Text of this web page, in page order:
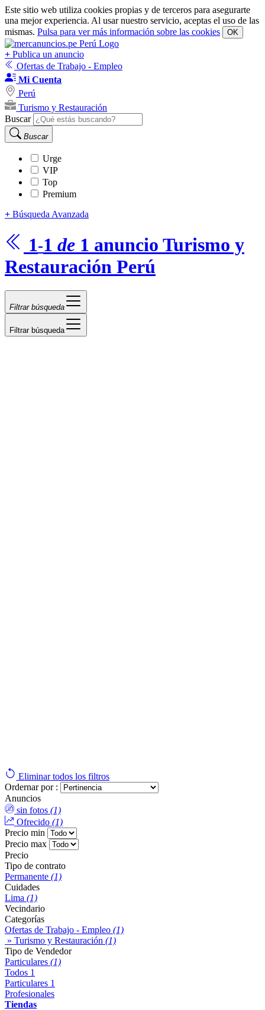
Este sitio web utiliza cookies propias y de terceros para asegurarte
una mejor experiencia. Al usar nuestro servicio, aceptas el uso de las
mismas. Pulsa para ver más información sobre las cookies OK
+ Publica un anuncio
Ofertas de Trabajo - Empleo
Mi Cuenta
Perú
Turismo y Restauración
Buscar
Buscar
Urge
VIP
Top
Premium
+ Búsqueda Avanzada
1-1 de 1 anuncio Turismo y
Restauración Perú
Filtrar búsqueda
Filtrar búsqueda
Eliminar todos los filtros
Ordernar por :
Anuncios
sin fotos (1)
Ofrecido (1)
Precio min
Precio max
Precio
Tipo de contrato
Permanente (1)
Cuidades
Lima (1)
Vecindario
Categorías
Ofertas de Trabajo - Empleo (1)
» Turismo y Restauración (1)
Tipo de Vendedor
Particulares (1)
Todos 1
Particulares 1
Profesionales
Tiendas